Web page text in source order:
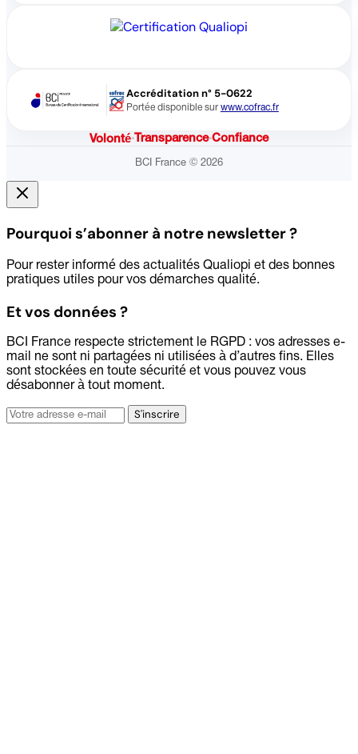
Accréditation n° 5-0622
Portée disponible sur www.cofrac.fr
Volonté·Transparence·Confiance
BCI France © 2026
Pourquoi s’abonner à notre newsletter ?
Pour rester informé des actualités Qualiopi et des bonnes
pratiques utiles pour vos démarches qualité.
Et vos données ?
BCI France respecte strictement le RGPD : vos adresses e-
mail ne sont ni partagées ni utilisées à d’autres fins. Elles
sont stockées en toute sécurité et vous pouvez vous
désabonner à tout moment.
Adresse
e-
S'inscrire